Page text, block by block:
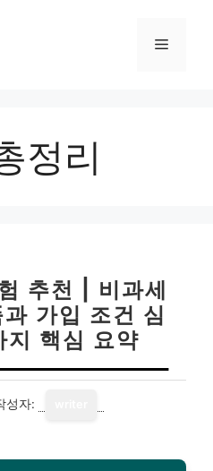
메
정리
추천 | 비과세
가입 조건 심
핵심 요약
성자: